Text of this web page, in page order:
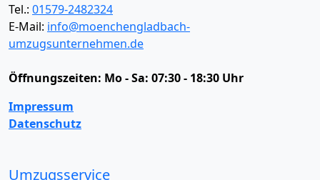
Tel.: 01579-2482324
E-Mail: info@moenchengladbach-
umzugsunternehmen.de
Öffnungszeiten: Mo - Sa: 07:30 - 18:30 Uhr
Impressum
Datenschutz
Umzugsservice